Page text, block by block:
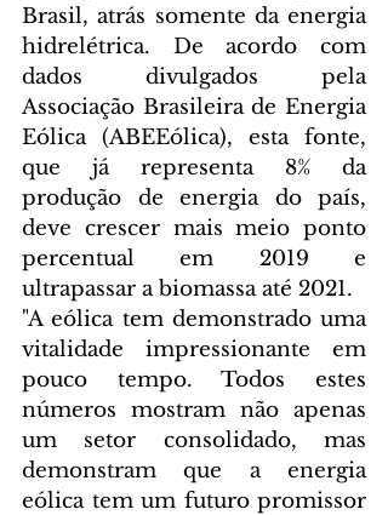
Brasil, atrás somente da energia
hidrelétrica. De acordo com
dados divulgados pela
Associação Brasileira de Energia
Eólica (ABEEólica), esta fonte,
que já representa 8% da
produção de energia do país,
deve crescer mais meio ponto
percentual em 2019 e
ultrapassar a biomassa até 2021.
"A eólica tem demonstrado uma
vitalidade impressionante em
pouco tempo. Todos estes
números mostram não apenas
um setor consolidado, mas
demonstram que a energia
eólica tem um futuro promissor